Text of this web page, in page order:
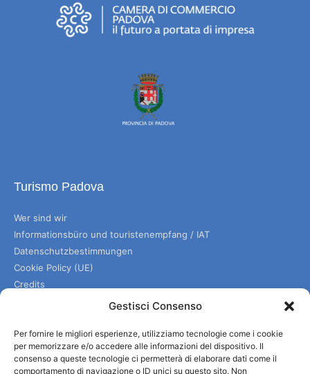
Gestisci Consenso
Per fornire le migliori esperienze, utilizziamo tecnologie come i cookie
per memorizzare e/o accedere alle informazioni del dispositivo. Il
consenso a queste tecnologie ci permetterà di elaborare dati come il
comportamento di navigazione o ID unici su questo sito. Non
Turismo Padova
Wer sind wir
Informationsbüro und touristenempfang / IAT
Datenschutzbestimmungen
Cookie Policy (UE)
Credits
Transparente Verwaltung
Informationen